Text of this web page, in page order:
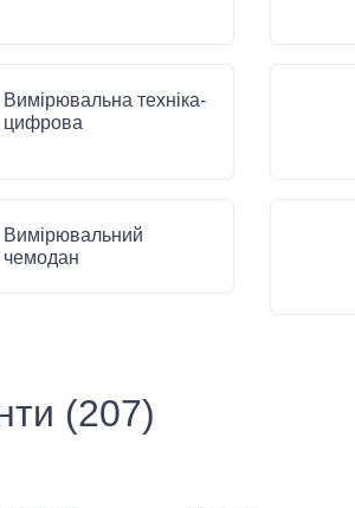
Вимірювальна техніка-
цифрова
Вимірювальний
чемодан
(207)